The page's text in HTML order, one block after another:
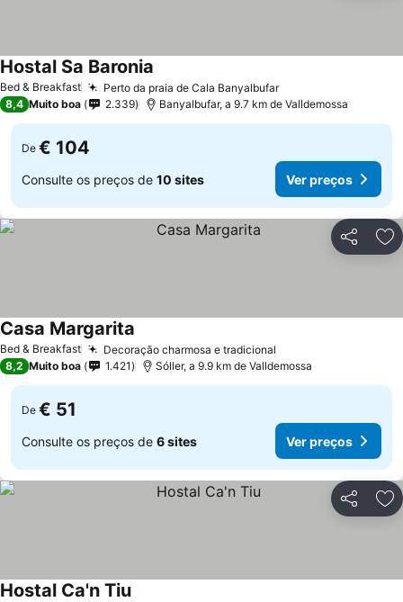
Bed & Breakfast Perto da praia de Cala Banyalbufar
Hostal Sa Baronia
8,4 Muito boa 2.339 Banyalbufar, a 9.7 km de Valldemossa
De € 104
Consulte os preços de 10 sites Ver preços
Partilhar
Bed & Breakfast Decoração charmosa e tradicional
Casa Margarita
8,2 Muito boa 1.421 Sóller, a 9.9 km de Valldemossa
De € 51
Consulte os preços de 6 sites Ver preços
Partilhar
Hostal Ca'n Tiu